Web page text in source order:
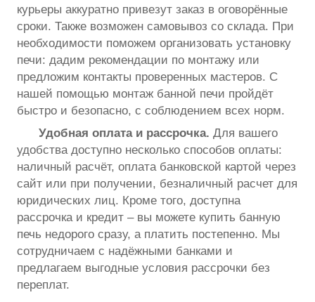
курьеры аккуратно привезут заказ в оговорённые
сроки. Также возможен самовывоз со склада. При
необходимости поможем организовать установку
печи: дадим рекомендации по монтажу или
предложим контакты проверенных мастеров. С
нашей помощью монтаж банной печи пройдёт
быстро и безопасно, с соблюдением всех норм.
Удобная оплата и рассрочка. Для вашего
удобства доступно несколько способов оплаты:
наличный расчёт, оплата банковской картой через
сайт или при получении, безналичный расчет для
юридических лиц. Кроме того, доступна
рассрочка и кредит – вы можете купить банную
печь недорого сразу, а платить постепенно. Мы
сотрудничаем с надёжными банками и
предлагаем выгодные условия рассрочки без
переплат.